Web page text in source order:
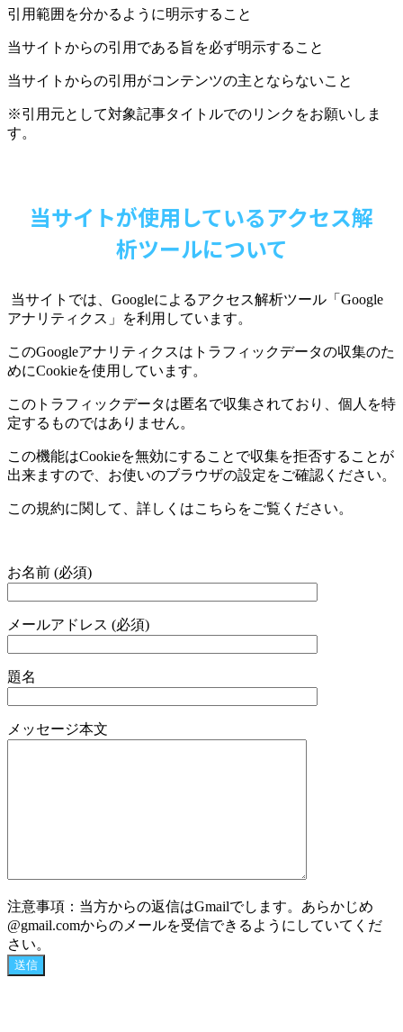
引用範囲を分かるように明示すること
当サイトからの引用である旨を必ず明示すること
当サイトからの引用がコンテンツの主とならないこと
※引用元として対象記事タイトルでのリンクをお願いしま
す。
当サイトが使用しているアクセス解
析ツールについて
当サイトでは、 Googleによるアクセス解析ツール「 Google
アナリティクス」を利用しています。
このGoogleアナリティクスはトラフィックデータの収集のた
めにCookieを使用しています。
このトラフィックデータは匿名で収集されており、個人を特
定するものではありません。
この機能はCookieを無効にすることで収集を拒否することが
出来ますので、お使いのブラウザの設定をご確認ください。
この規約に関して、詳しくはこちらをご覧ください。
お名前 (必須)
メールアドレス (必須)
題名
メッセージ本文
注意事項：当方からの返信はGmailでします。あらかじめ
@gmail.comからのメールを受信できるようにしていてくだ
さい。